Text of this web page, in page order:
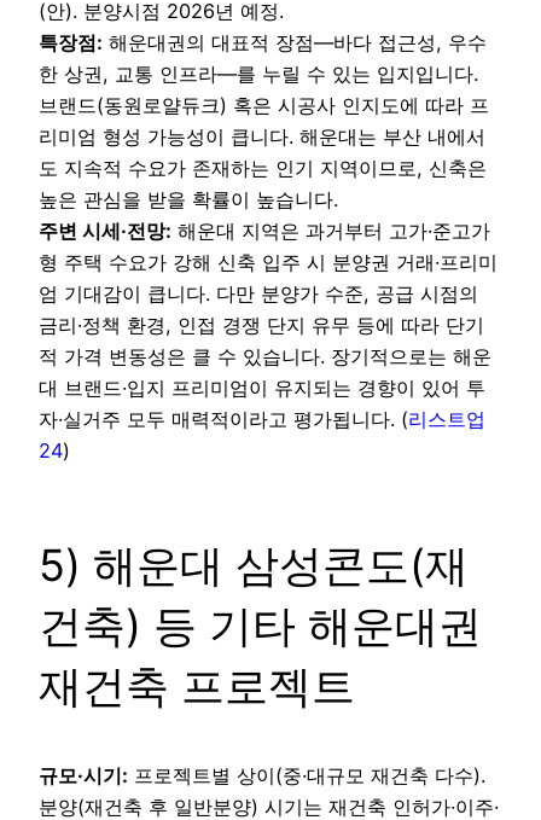
(안). 분양시점 2026년 예정.
특장점: 해운대권의 대표적 장점—바다 접근성, 우수
한 상권, 교통 인프라—를 누릴 수 있는 입지입니다.
브랜드(동원로얄듀크) 혹은 시공사 인지도에 따라 프
리미엄 형성 가능성이 큽니다. 해운대는 부산 내에서
도 지속적 수요가 존재하는 인기 지역이므로, 신축은
높은 관심을 받을 확률이 높습니다.
주변 시세·전망: 해운대 지역은 과거부터 고가·준고가
형 주택 수요가 강해 신축 입주 시 분양권 거래·프리미
엄 기대감이 큽니다. 다만 분양가 수준, 공급 시점의
금리·정책 환경, 인접 경쟁 단지 유무 등에 따라 단기
적 가격 변동성은 클 수 있습니다. 장기적으로는 해운
대 브랜드·입지 프리미엄이 유지되는 경향이 있어 투
자·실거주 모두 매력적이라고 평가됩니다. (리스트업
24)
5) 해운대 삼성콘도(재
건축) 등 기타 해운대권
재건축 프로젝트
규모·시기: 프로젝트별 상이(중·대규모 재건축 다수).
분양(재건축 후 일반분양) 시기는 재건축 인허가·이주·